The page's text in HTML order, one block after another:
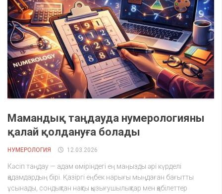
Мамандық таңдауда нумерологияны
қалай қолдануға болады
НУМЕРОЛОГИЯ 12.03.2026
Кәсіп таңдау — адам өміріндегі ең маңызды әрі күрделі
қадамдардың бірі. Қазіргі еңбек нарығы мыңдаған бағытты
ұсынады, сондықтан нақты қызығушылықтар мен қабілеттер